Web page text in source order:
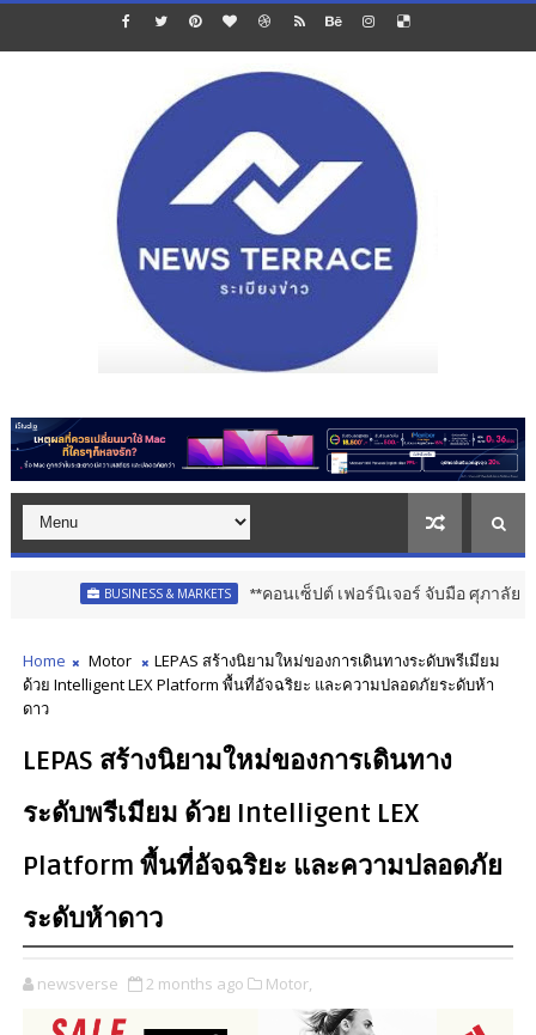
BUSINESS & MARKETS **คอนเซ็ปต์ เฟอร์นิเจอร์ จับมือ ศุภาลัย เปิด
Home Motor
LEPAS สร้างนิยามใหม่ของการเดินทางระดับพรีเมียม
ด้วย Intelligent LEX Platform พื้นที่อัจฉริยะ และความปลอดภัยระดับห้า
ดาว
LEPAS สร้างนิยามใหม่ของการเดินทาง
ระดับพรีเมียม ด้วย Intelligent LEX
Platform พื้นที่อัจฉริยะ และความปลอดภัย
ระดับห้าดาว
newsverse 2 months ago Motor,